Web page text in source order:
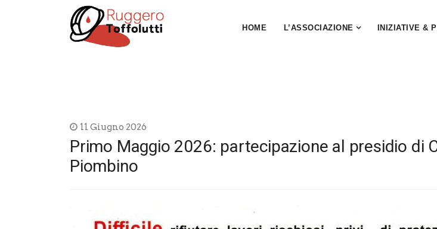
HOME L’ASSOCIAZIONE INIZIATIVE &
11 Giugno 2026
Primo Maggio 2026: partecipazione al presidio di
Piombino